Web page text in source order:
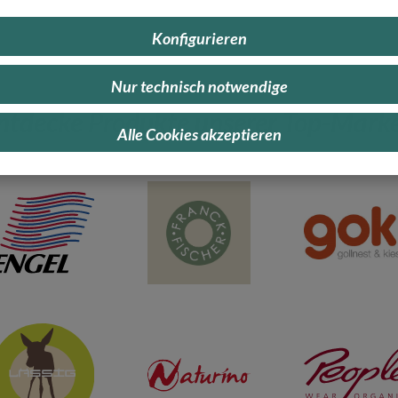
Produkte unserer Top-
Alle Cookies akzeptieren
Konfigurieren
Nur technisch notwendige